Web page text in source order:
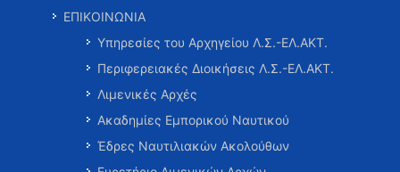
ΕΠΙΚΟΙΝΩΝΙΑ
Υπηρεσίες του Αρχηγείου Λ.Σ.-ΕΛ.ΑΚΤ.
Περιφερειακές Διοικήσεις Λ.Σ.-ΕΛ.ΑΚΤ.
Λιμενικές Αρχές
Ακαδημίες Εμπορικού Ναυτικού
Έδρες Ναυτιλιακών Ακολούθων